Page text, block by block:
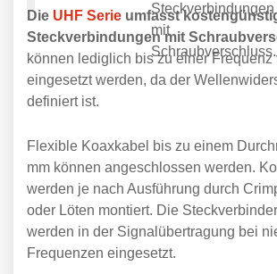
Die UHF Serie umfasst
Steckverbindungen mit
können lediglich bis zu einer Frequenz
eingesetzt werden, da der
definiert ist.
Flexible Koaxkabel bis zu einem
mm können angeschlossen werden.
werden je nach Ausführung durch
oder Löten montiert. Die
werden in der Signalübertragung bei
Frequenzen eingesetzt.